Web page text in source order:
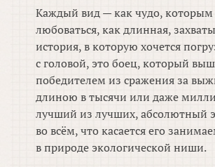
Каждый вид — как чудо, которым
любоваться, как длинная,
история, в которую хочется
с головой, это боец, который
победителем из сражения за
длиною в тысячи или даже
лучший из лучших, абсолютный
во всём, что касается его
в природе экологической ниши.